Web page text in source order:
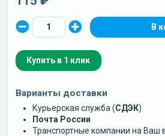
Купить в 1 клик
Варианты доставки
Курьерская служба (СДЭК)
Почта России
Транспортные компании на Ваш